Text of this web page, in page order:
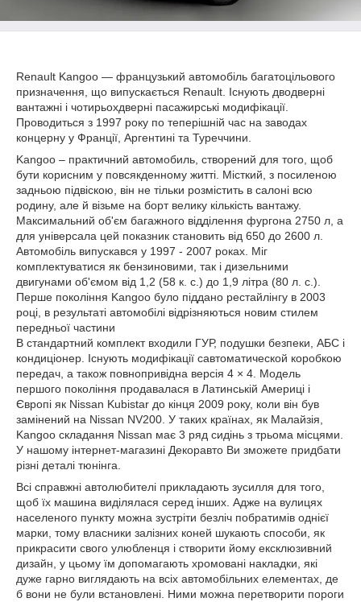
Renault Kangoo — французький автомобіль багатоцільового
призначення, що випускається Renault. Існують дводверні
вантажні і чотирьохдверні пасажирські модифікації.
Проводиться з 1997 року по теперішній час на заводах
концерну у Франції, Аргентині та Туреччини.
Kangoo – практичний автомобиль, створений для того, щоб
бути корисним у повсякденному житті. Місткий, з посиленою
задньою підвіскою, він не тільки розмістить в салоні всю
родину, але й візьме на борт велику кількість вантажу.
Максимальний об'єм багажного відділення фургона 2750 л, а
для універсала цей показник становить від 650 до 2600 л.
Автомобіль випускався у 1997 - 2007 роках. Міг
комплектуватися як бензиновими, так і дизельними
двигунами об'ємом від 1,2 (58 к. с.) до 1,9 літра (80 л. с.).
Перше покоління Kangoo було піддано рестайлінгу в 2003
році, в результаті автомобілі відрізняються новим стилем
передньої частини
В стандартний комплект входили ГУР, подушки безпеки, АБС і
кондиціонер. Існують модифікації савтоматической коробкою
передач, а також повнопривідна версія 4 × 4. Модель
першого покоління продавалася в Латинській Америці і
Європі як Nissan Kubistar до кінця 2009 року, коли він був
замінений на Nissan NV200. У таких країнах, як Малайзія,
Kangoo складання Nissan має 3 ряд сидінь з трьома місцями.
У нашому інтернет-магазині Декоравто Ви зможете придбати
різні деталі тюнінга.
Всі справжні автолюбителі прикладають зусилля для того,
щоб їх машина виділялася серед інших. Адже на вулицях
населеного пункту можна зустріти безліч побратимів однієї
марки, тому власники залізних коней шукають способи, як
прикрасити свого улюбленця і створити йому ексклюзивний
дизайн, у цьому їм допомагають хромовані накладки, які
дуже гарно виглядають на всіх автомобільних елементах, де
б вони не були встановлені. Ними можна перетворити пороги